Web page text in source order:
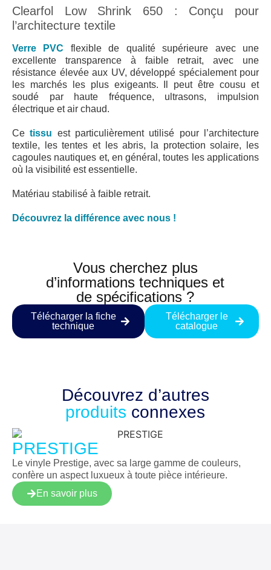
Clearfol Low Shrink 650 : Conçu pour
l’architecture textile
Verre PVC flexible de qualité supérieure avec une
excellente transparence à faible retrait, avec une
résistance élevée aux UV, développé spécialement pour
les marchés les plus exigeants. Il peut être cousu et
soudé par haute fréquence, ultrasons, impulsion
électrique et air chaud.
Cetissu est particulièrement utilisé pour l’architecture
textile, les tentes et les abris, la protection solaire, les
cagoules nautiques et, en général, toutes les applications
où la visibilité est essentielle.
Matériau stabilisé à faible retrait.
Découvrez la différence avec nous !
Vous cherchez plus
d’informations techniques et
de spécifications ?
Télécharger la fiche
technique
Télécharger le
catalogue
Découvrez d’autres
produits connexes
PRESTIGE
Le vinyle Prestige, avec sa large gamme de couleurs,
confère un aspect luxueux à toute pièce intérieure.
En savoir plus